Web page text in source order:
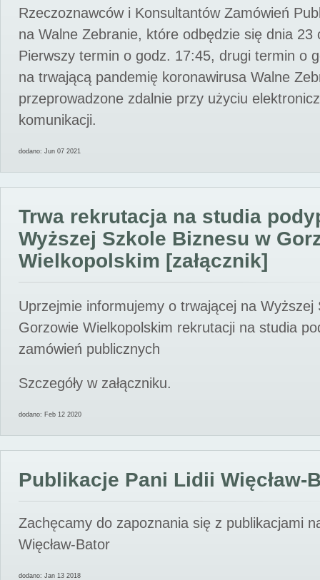
Rzeczoznawców i Konsultantów Zamówień
na Walne Zebranie, które odbędzie się dnia 23
Pierwszy termin o godz. 17:45, drugi termin o
na trwającą pandemię koronawirusa Walne
przeprowadzone zdalnie przy użyciu
komunikacji.
dodano: Jun 07 2021
Trwa rekrutacja na studia
Wyższej Szkole Biznesu w
Wielkopolskim [załącznik]
Uprzejmie informujemy o trwającej na Wyższej
Gorzowie Wielkopolskim rekrutacji na studia
zamówień publicznych
Szczegóły w załączniku.
dodano: Feb 12 2020
Publikacje Pani Lidii Więcław-
Zachęcamy do zapoznania się z publikacjami
Więcław-Bator
dodano: Jan 13 2018